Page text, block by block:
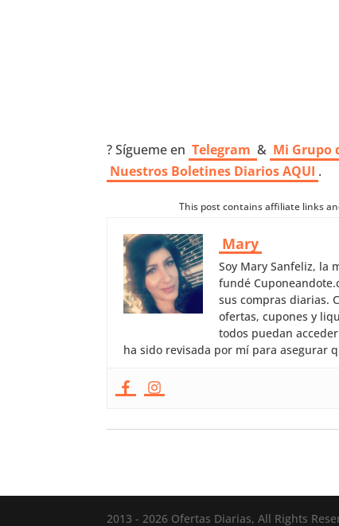
? Sígueme en Telegram & Mi Grupo
Nuestros Boletines Diarios AQUI .
This post contains affiliate links
Mary
Soy Mary Sanfeliz, la
fundé
sus compras diarias.
ofertas, cupones y
todos puedan
ha sido revisada por mí para asegurar
2013 - 2026 Ofertas Diarias, All Rights